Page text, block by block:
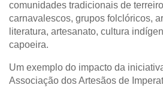
comunidades tradicionais de
carnavalescos, grupos folclóricos,
literatura, artesanato, cultura
capoeira.
Um exemplo do impacto da
Associação dos Artesãos de